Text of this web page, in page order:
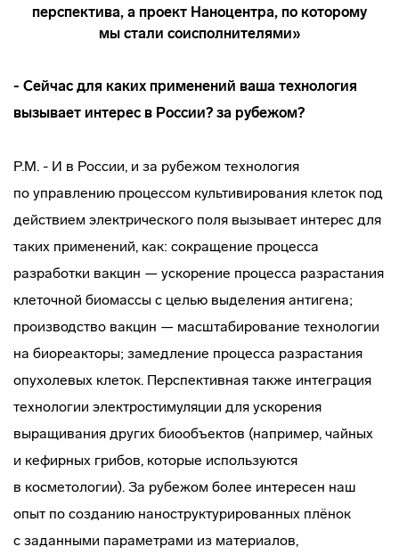
перспектива, а проект Наноцентра, по которому
мы стали соисполнителями»
- Сейчас для каких применений ваша технология
вызывает интерес в России? за рубежом?
Р.М. - И в России, и за рубежом технология
по управлению процессом культивирования клеток под
действием электрического поля вызывает интерес для
таких применений, как: сокращение процесса
разработки вакцин — ускорение процесса разрастания
клеточной биомассы с целью выделения антигена;
производство вакцин — масштабирование технологии
на биореакторы; замедление процесса разрастания
опухолевых клеток. Перспективная также интеграция
технологии электростимуляции для ускорения
выращивания других биообъектов (например, чайных
и кефирных грибов, которые используются
в косметологии). За рубежом более интересен наш
опыт по созданию наноструктурированных плёнок
с заданными параметрами из материалов,